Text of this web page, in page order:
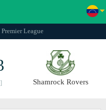
League
Shamrock Rovers